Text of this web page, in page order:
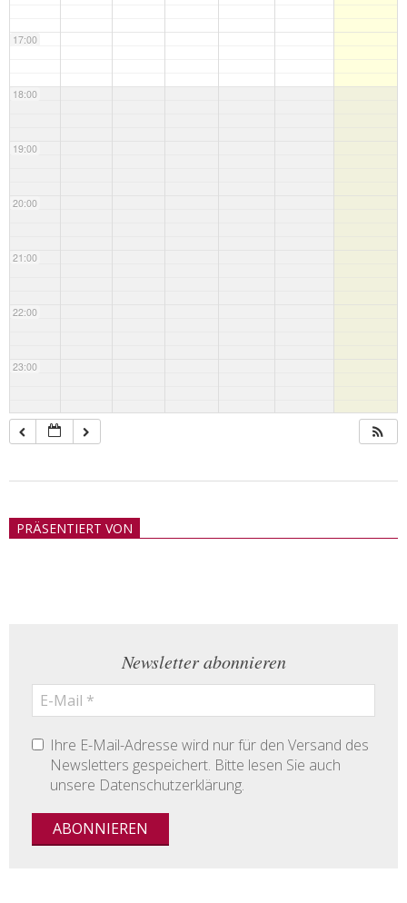
17:00
18:00
19:00
20:00
21:00
22:00
23:00
21PRÄSENTIERT VON
Newsletter abonnieren
Ihre E-Mail-Adresse wird nur für den Versand des
Newsletters gespeichert. Bitte lesen Sie auch
unsere Datenschutzerklärung.